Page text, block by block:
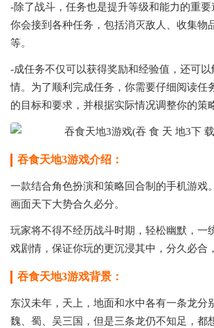
-除了战斗，任务也是提升等级和能力的重要
你会接到各种任务，包括消灭敌人、收集物
等。
-成任务不仅可以获得奖励和经验值，还可以
情。为了顺利完成任务，你需要仔细阅读任
的目标和要求，并根据实际情况调整你的策
吞食天地3游戏介绍：
一款结合角色扮演和策略回合制的手机游戏
画面天下大势合久必分。
玩家将不得不经历战斗时期，轻松幽默，一
戏剧情，保证你玩的更沉浸其中，分久必合
吞食天地3游戏背景：
东汉未年，天上，地面和水中各有一条龙分
魏、蜀、吴三国，但是三条龙仍不知足，都